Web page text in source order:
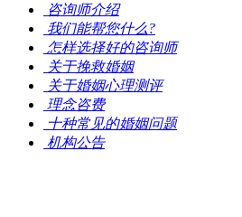
咨询师介绍
我们能帮您什么?
怎样选择好的咨询师
关于挽救婚姻
关于婚姻心理测评
理念咨费
十种常见的婚姻问题
机构公告